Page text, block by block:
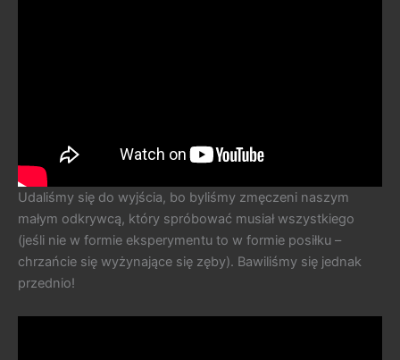
Udaliśmy się do wyjścia, bo byliśmy zmęczeni naszym
małym odkrywcą, który spróbować musiał wszystkiego
(jeśli nie w formie eksperymentu to w formie posiłku –
chrzańcie się wyżynające się zęby). Bawiliśmy się jednak
przednio!